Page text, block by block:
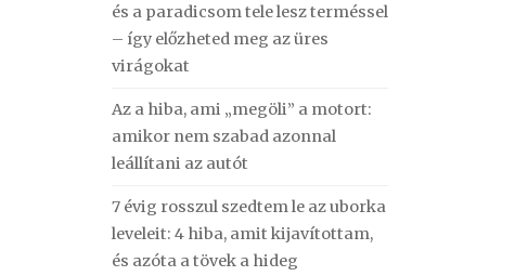
és a paradicsom tele lesz terméssel
– így előzheted meg az üres
virágokat
Az a hiba, ami „megöli” a motort:
amikor nem szabad azonnal
leállítani az autót
7 évig rosszul szedtem le az uborka
leveleit: 4 hiba, amit kijavítottam,
és azóta a tövek a hideg